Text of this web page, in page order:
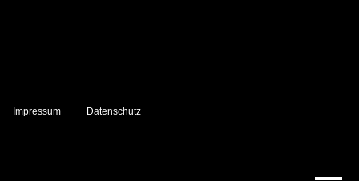
Impressum Datenschutz